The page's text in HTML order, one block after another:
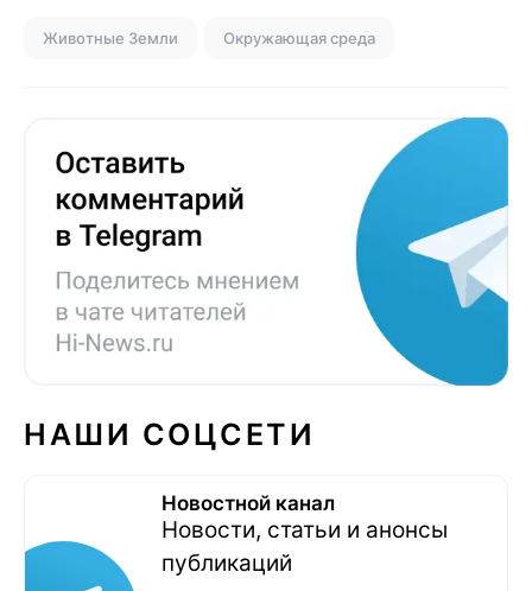
Животные Земли Окружающая среда
НАШИ СОЦСЕТИ
Новостной канал
Новости, статьи и анонсы
публикаций